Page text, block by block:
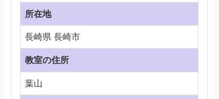
所在地
長崎県 長崎市
教室の住所
葉山